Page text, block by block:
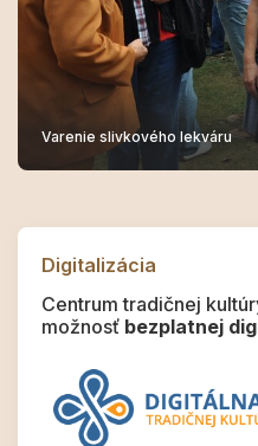
Varenie slivkového lekváru
Digitalizácia
Centrum tradičnej
možnosť bezplatnej